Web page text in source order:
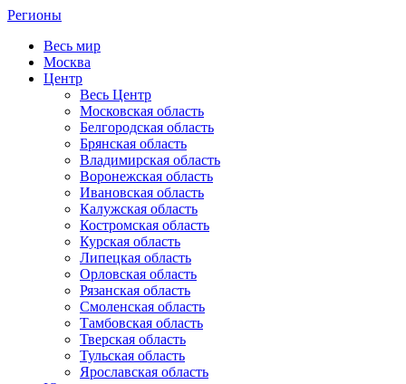
Регионы
Весь мир
Москва
Центр
Весь Центр
Московская область
Белгородская область
Брянская область
Владимирская область
Воронежская область
Ивановская область
Калужская область
Костромская область
Курская область
Липецкая область
Орловская область
Рязанская область
Смоленская область
Тамбовская область
Тверская область
Тульская область
Ярославская область